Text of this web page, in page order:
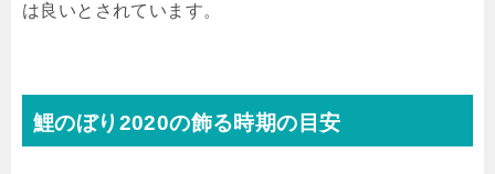
は良いとされています。
鯉のぼり2020の飾る時期の目安